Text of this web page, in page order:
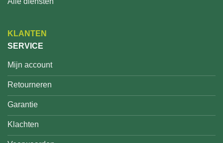
KLANTEN
SERVICE
Mijn account
Retourneren
Garantie
Klachten